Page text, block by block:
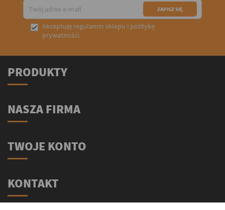
 Akceptuję regulamin sklepu i politykę
prywatności.
PRODUKTY
NASZA FIRMA
TWOJE KONTO
KONTAKT